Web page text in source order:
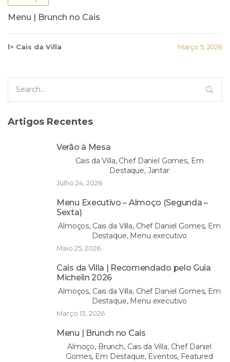
Menu | Brunch no Cais
l> Cais da Villa Março 5, 2026
for:
Artigos Recentes
Verão à Mesa
Cais da Villa, Chef Daniel Gomes, Em
Destaque, Jantar
Julho 24, 2026
Menu Executivo – Almoço (Segunda –
Sexta)
Almoços, Cais da Villa, Chef Daniel Gomes, Em
Destaque, Menu executivo
Maio 25, 2026
Cais da Villa | Recomendado pelo Guia
Michelin 2026
Almoços, Cais da Villa, Chef Daniel Gomes, Em
Destaque, Menu executivo
Março 13, 2026
Menu | Brunch no Cais
Almoço, Brunch, Cais da Villa, Chef Daniel
Gomes, Em Destaque, Eventos, Featured